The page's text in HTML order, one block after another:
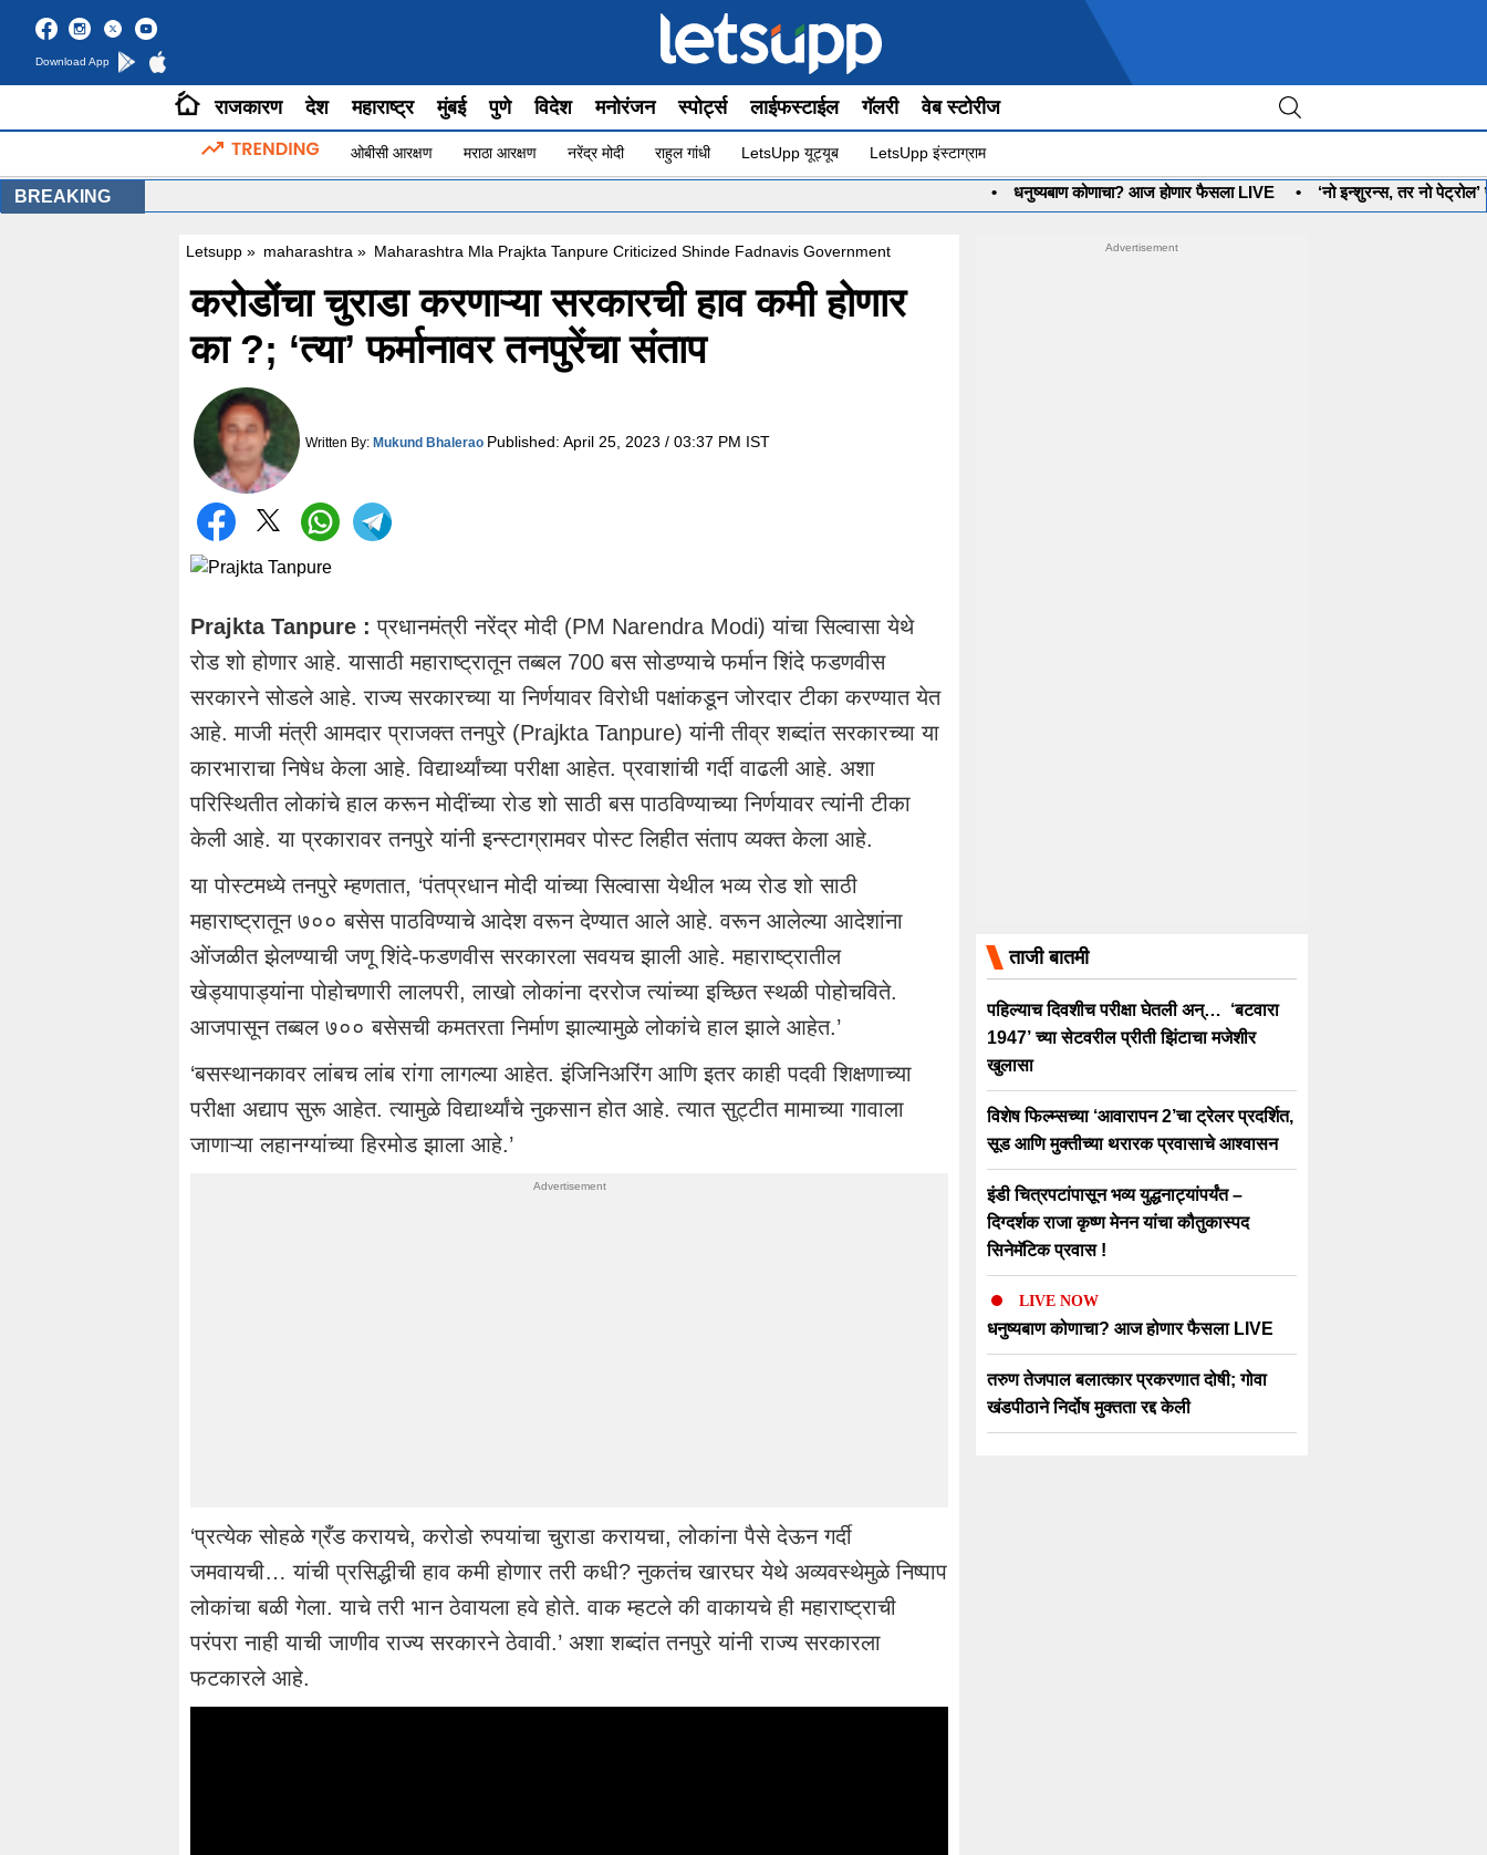
Download App
राजकारण देश महाराष्ट्र मुंबई पुणे विदेश मनोरंजन स्पोर्ट्स लाईफस्टाईल गॅलरी वेब स्टोरीज
ओबीसी आरक्षण मराठा आरक्षण नरेंद्र मोदी राहुल गांधी LetsUpp यूट्यूब LetsUpp इंस्टाग्राम
BREAKING धनुष्यबाण कोणाचा? आज होणार फैसला LIVE • ‘नो इन्शुरन्स, तर नो पेट्रोल’ पण,
Letsupp » maharashtra » Maharashtra Mla Prajkta Tanpure Criticized Shinde Fadnavis Government
करोडोंचा चुराडा करणाऱ्या सरकारची हाव कमी होणार
का ?; ‘त्या’ फर्मानावर तनपुरेंचा संताप
Written By: Mukund Bhalerao Published: April 25, 2023 / 03:37 PM IST
Prajkta Tanpure : प्रधानमंत्री नरेंद्र मोदी (PM Narendra Modi) यांचा सिल्वासा येथे
रोड शो होणार आहे. यासाठी महाराष्ट्रातून तब्बल 700 बस सोडण्याचे फर्मान शिंदे फडणवीस
सरकारने सोडले आहे. राज्य सरकारच्या या निर्णयावर विरोधी पक्षांकडून जोरदार टीका करण्यात येत
आहे. माजी मंत्री आमदार प्राजक्त तनपुरे (Prajkta Tanpure) यांनी तीव्र शब्दांत सरकारच्या या
कारभाराचा निषेध केला आहे. विद्यार्थ्यांच्या परीक्षा आहेत. प्रवाशांची गर्दी वाढली आहे. अशा
परिस्थितीत लोकांचे हाल करून मोदींच्या रोड शो साठी बस पाठविण्याच्या निर्णयावर त्यांनी टीका
केली आहे. या प्रकारावर तनपुरे यांनी इन्स्टाग्रामवर पोस्ट लिहीत संताप व्यक्त केला आहे.
या पोस्टमध्ये तनपुरे म्हणतात, ‘पंतप्रधान मोदी यांच्या सिल्वासा येथील भव्य रोड शो साठी
महाराष्ट्रातून ७०० बसेस पाठविण्याचे आदेश वरून देण्यात आले आहे. वरून आलेल्या आदेशांना
ओंजळीत झेलण्याची जणू शिंदे-फडणवीस सरकारला सवयच झाली आहे. महाराष्ट्रातील
खेड्यापाड्यांना पोहोचणारी लालपरी, लाखो लोकांना दररोज त्यांच्या इच्छित स्थळी पोहोचविते.
आजपासून तब्बल ७०० बसेसची कमतरता निर्माण झाल्यामुळे लोकांचे हाल झाले आहेत.’
‘बसस्थानकावर लांबच लांब रांगा लागल्या आहेत. इंजिनिअरिंग आणि इतर काही पदवी शिक्षणाच्या
परीक्षा अद्याप सुरू आहेत. त्यामुळे विद्यार्थ्यांचे नुकसान होत आहे. त्यात सुट्टीत मामाच्या गावाला
जाणाऱ्या लहानग्यांच्या हिरमोड झाला आहे.’
‘प्रत्येक सोहळे ग्रँड करायचे, करोडो रुपयांचा चुराडा करायचा, लोकांना पैसे देऊन गर्दी
जमवायची… यांची प्रसिद्धीची हाव कमी होणार तरी कधी? नुकतंच खारघर येथे अव्यवस्थेमुळे निष्पाप
लोकांचा बळी गेला. याचे तरी भान ठेवायला हवे होते. वाक म्हटले की वाकायचे ही महाराष्ट्राची
परंपरा नाही याची जाणीव राज्य सरकारने ठेवावी.’ अशा शब्दांत तनपुरे यांनी राज्य सरकारला
फटकारले आहे.
ताजी बातमी
पहिल्याच दिवशीच परीक्षा घेतली अन्… ‘बटवारा
1947’ च्या सेटवरील प्रीती झिंटाचा मजेशीर
खुलासा
विशेष फिल्म्सच्या ‘आवारापन 2’चा ट्रेलर प्रदर्शित,
सूड आणि मुक्तीच्या थरारक प्रवासाचे आश्वासन
इंडी चित्रपटांपासून भव्य युद्धनाट्यांपर्यंत –
दिग्दर्शक राजा कृष्ण मेनन यांचा कौतुकास्पद
सिनेमॅटिक प्रवास !
LIVE NOW
धनुष्यबाण कोणाचा? आज होणार फैसला LIVE
तरुण तेजपाल बलात्कार प्रकरणात दोषी; गोवा
खंडपीठाने निर्दोष मुक्तता रद्द केली